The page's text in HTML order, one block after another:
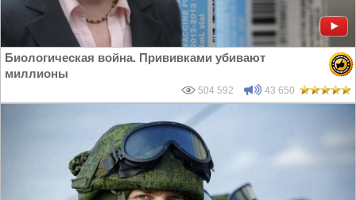
Биологическая война. Прививками убивают
миллионы
504 592 43 650